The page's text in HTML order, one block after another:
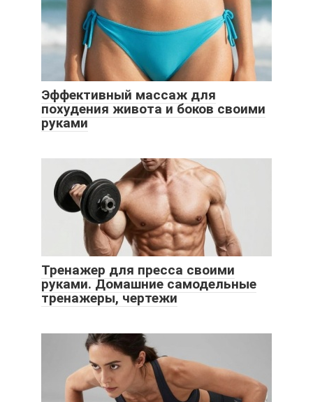
Эффективный массаж для
похудения живота и боков своими
руками
Тренажер для пресса своими
руками. Домашние самодельные
тренажеры, чертежи